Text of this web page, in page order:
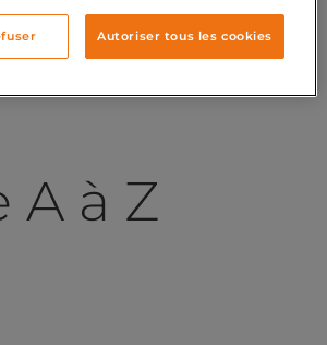
A à Z
Autoriser tous les cookies